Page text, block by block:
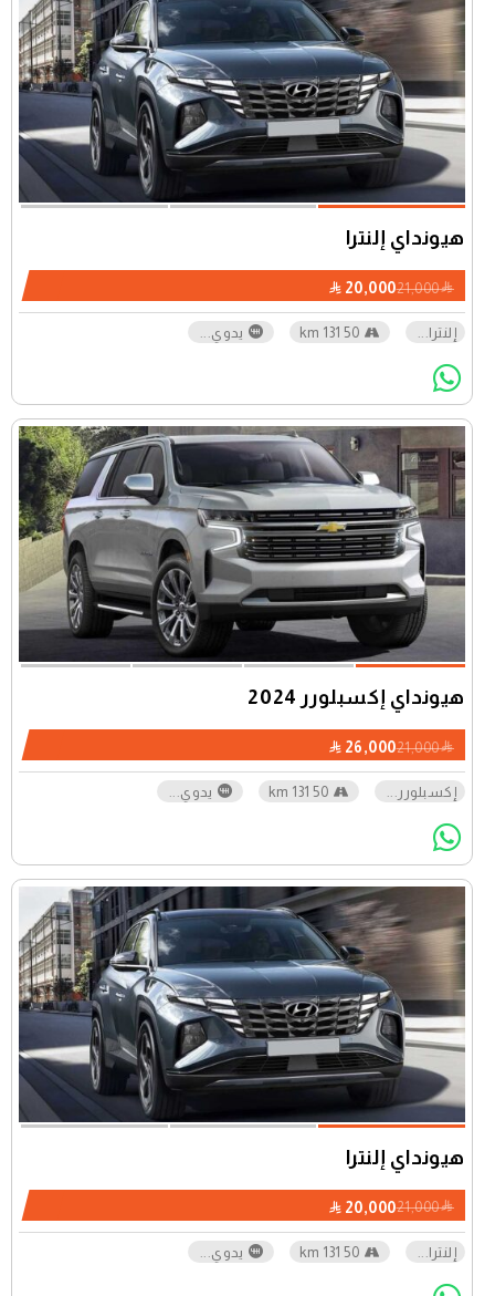
21,000
20,000
هيونداي إلنترا
إلنترا...
50 131 km يدوي...
21,000
26,000
هيونداي إكسبلورر 2024
إكسبلورر ...
50 131 km يدوي...
21,000
20,000
هيونداي إلنترا
إلنترا 50 131 km يدوي